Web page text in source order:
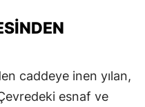
caddeye inen yılan,
esnaf ve